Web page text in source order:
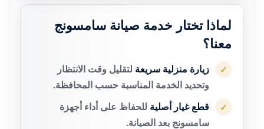
لماذا تختار خدمة صيانة سامسونج
معنا؟
✓ زيارة منزلية سريعة لتقليل وقت الانتظار
وتحديد الخدمة المناسبة حسب المحافظة.
✓ قطع غيار أصلية للحفاظ على أداء أجهزة
سامسونج بعد الصيانة.